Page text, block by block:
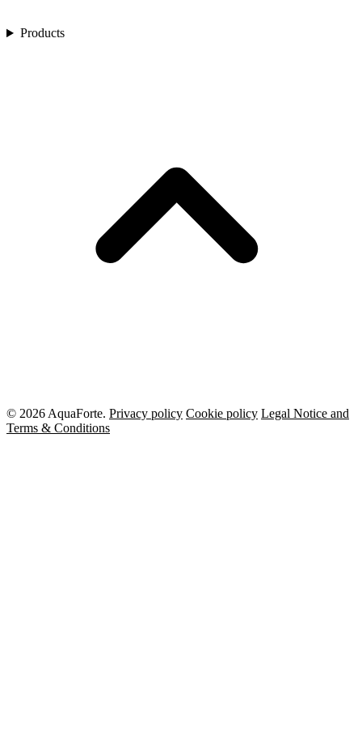
Products
© 2026 AquaForte. Privacy policy Cookie policy Legal Notice and
Terms & Conditions